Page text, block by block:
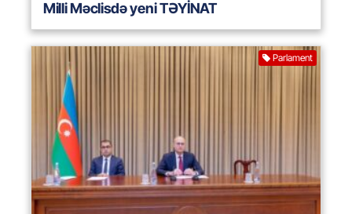
Milli Məclisdə yeni TƏYİNAT
Parlament